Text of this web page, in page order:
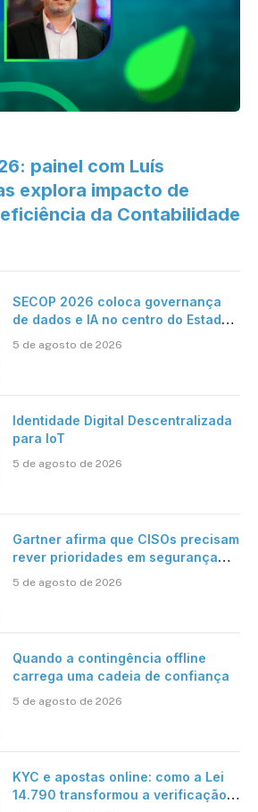
painel com Luís
explora impacto de
da Contabilidade
SECOP 2026 coloca governança
de dados e IA no centro do Estado
5 de agosto de 2026
Identidade Digital Descentralizada
para IoT
5 de agosto de 2026
Gartner afirma que CISOs precisam
rever prioridades em segurança
desafios impostos pela Inteligência
5 de agosto de 2026
Quando a contingência offline
carrega uma cadeia de confiança
5 de agosto de 2026
KYC e apostas online: como a Lei
14.790 transformou a verificação